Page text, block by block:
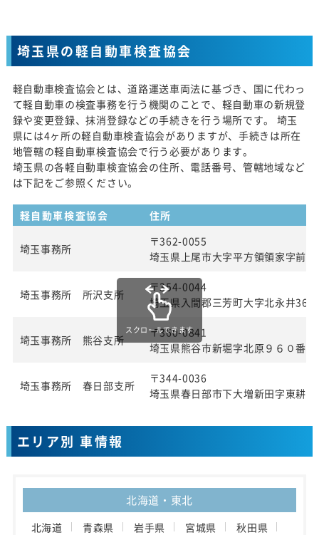
埼玉県の軽自動車検査協会
軽自動車検査協会とは、道路運送車両法に基づき、国に代わっ
て軽自動車の検査事務を行う機関のことで、軽自動車の新規登
録や変更登録、抹消登録などの手続きを行う場所です。 埼玉
県には4ヶ所の軽自動車検査協会がありますが、手続きは所在
地管轄の軽自動車検査協会で行う必要があります。
埼玉県の各軽自動車検査協会の住所、電話番号、管轄地域など
は下記をご参照ください。
軽自動車検査協会 住所
埼玉事務所
〒362-0055
埼玉県上尾市大字平方領領家字前
埼玉事務所 所沢支所
〒354-0044
埼玉県入間郡三芳町大字北永井360
埼玉事務所 熊谷支所
〒360-0841
埼玉県熊谷市新堀字北原９６０番２
埼玉事務所 春日部支所
〒344-0036
埼玉県春日部市下大増新田字東耕
スクロールできます
エリア別 車情報
北海道・東北
北海道 青森県 岩手県 宮城県
秋田県